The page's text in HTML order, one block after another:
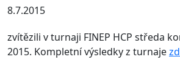
8.7.2015
zvítězili v turnaji FINEP HCP středa
2015. Kompletní výsledky z turnaje